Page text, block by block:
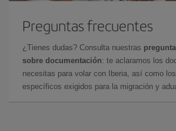
Preguntas frecuentes
¿Tienes dudas? Consulta nuestras
sobre documentación: te aclaramos los
necesitas para volar con Iberia, así como
específicos exigidos para la migración y